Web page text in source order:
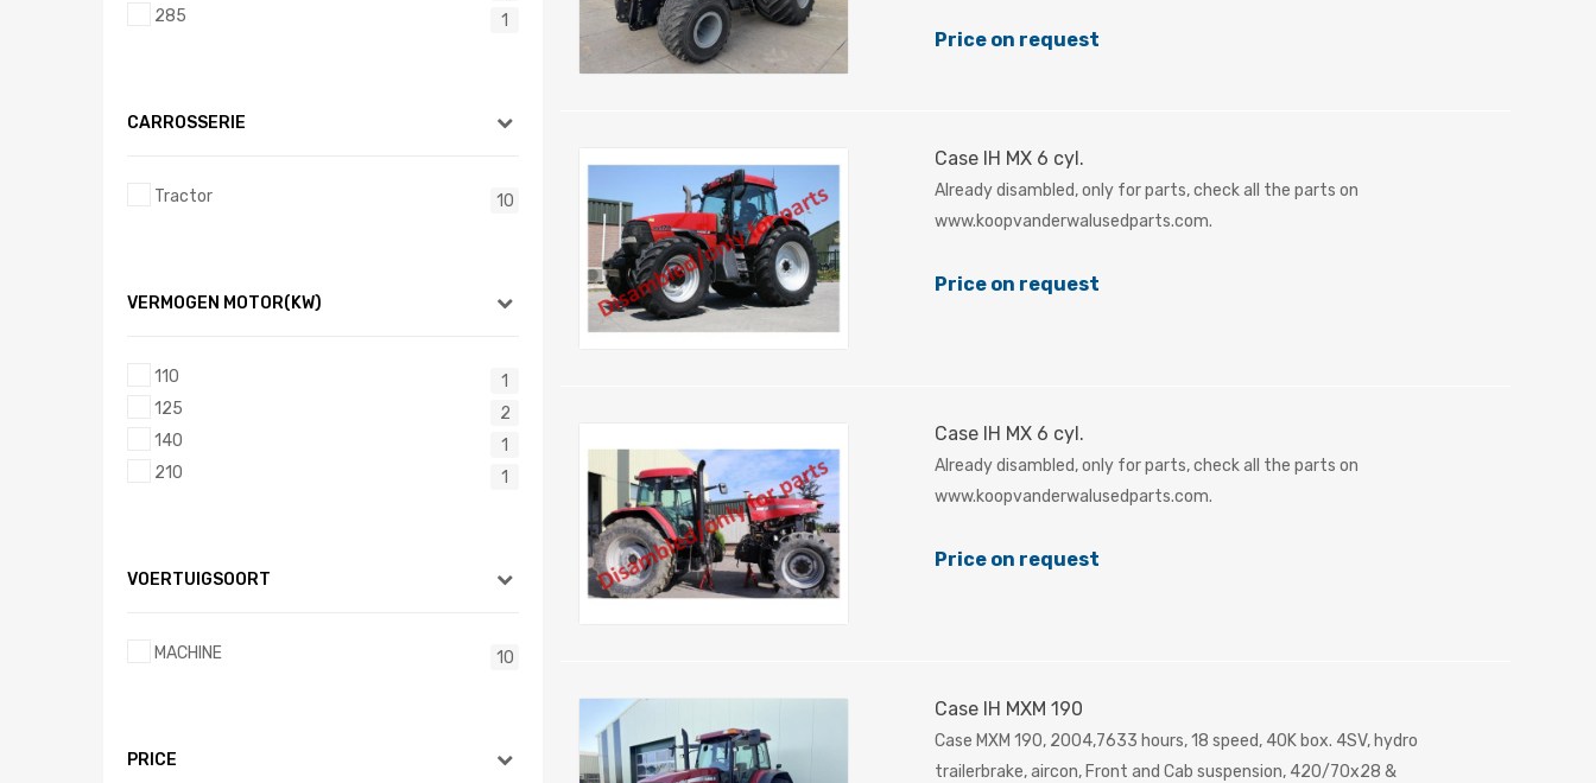
285
1
CARROSSERIE
Tractor 10
VERMOGEN MOTOR(KW)
110
1
125
2
140
1
210
1
VOERTUIGSOORT
MACHINE 10
PRICE
Price on request
Case IH MX 6 cyl.
Already disambled, only for parts, check all the parts on
www.koopvanderwalusedparts.com.
Price on request
Case IH MX 6 cyl.
Already disambled, only for parts, check all the parts on
www.koopvanderwalusedparts.com.
Price on request
Case IH MXM 190
Case MXM 190, 2004,7633 hours, 18 speed, 40K box. 4SV, hydro
trailerbrake, aircon, Front and Cab suspension, 420/70x28 &